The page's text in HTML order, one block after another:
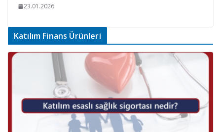
23.01.2026
Katılım Finans Ürünleri